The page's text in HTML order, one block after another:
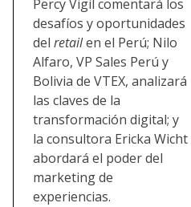
Percy Vigil comentará los
desafíos y oportunidades
del retailen el Perú; Nilo
Alfaro, VP Sales Perú y
Bolivia de VTEX, analizará
las claves de la
transformación digital; y
la consultora Ericka Wicht
abordará el poder del
marketing de
experiencias.